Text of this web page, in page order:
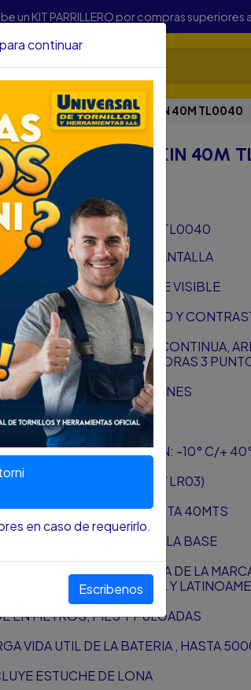
KIT PARRILLERO por compras
MEDIDOR LASER LUFKIN 40M TL0040
LASER LUFKIN 40M
67706018
LASER LUFKIN 40M TL0040
4 MEDIDAS EN LA PANTALLA
DE BATERIA SIEMPRE VISIBLE
DE ALTA LUMINOSIDAD Y
LINEAL, MEDICION CONTINUA,
2 PUNTOS, PITAGORAS 3
HASTA 20 MEDICIONES
+/- 1,5MM
DE OPERACION: -10° C/+
DE BATERIA: AAA (2 X 1,5 V LR03)
DE MEDICION: 0,2 HASTA 40MTS
DESDE LA PUNTA O LA BASE
LA CALIDAD Y EFICIENCIA DE LA
EN COLOMBIA Y
EN METROS, PIES Y PULGADAS
VIDA UTIL DE LA BATERIA , HASTA
ESTUCHE DE LONA
continuar
en caso de requerirlo.
Escribenos